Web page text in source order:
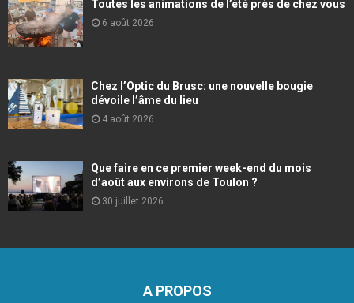
Toutes les animations de l’été près de chez vous
6 août 2026
Chez l’Optic du Brusc: une nouvelle bougie
dévoile l’âme du lieu
4 août 2026
Que faire en ce premier week-end du mois
d’août aux environs de Toulon ?
30 juillet 2026
A PROPOS